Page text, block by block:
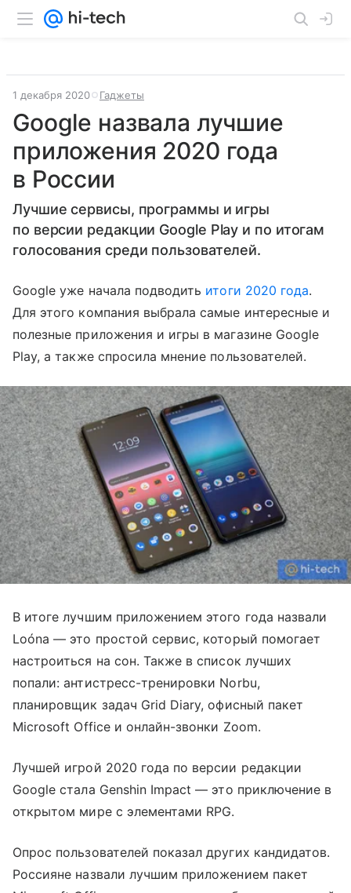
1 декабря 2020 Гаджеты
Google назвала лучшие
приложения 2020 года
в России
Лучшие сервисы, программы и игры
по версии редакции Google Play и по итогам
голосования среди пользователей.
Google уже начала подводить итоги 2020 года.
Для этого компания выбрала самые интересные и
полезные приложения и игры в магазине Google
Play, а также спросила мнение пользователей.
В итоге лучшим приложением этого года назвали
Loóna — это простой сервис, который помогает
настроиться на сон. Также в список лучших
попали: антистресс-тренировки Norbu,
планировщик задач Grid Diary, офисный пакет
Microsoft Office и онлайн-звонки Zoom.
Лучшей игрой 2020 года по версии редакции
Google стала Genshin Impact — это приключение в
открытом мире с элементами RPG.
Опрос пользователей показал других кандидатов.
Россияне назвали лучшим приложением пакет